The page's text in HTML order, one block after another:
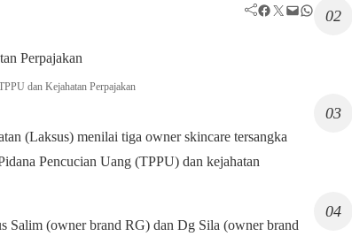
Facebook Twitter Mail WhatsApp
dan Kejahatan Perpajakan
(Laksus) menilai tiga owner skincare tersangka
Pencucian Uang (TPPU) dan kejahatan
(owner brand RG) dan Dg Sila (owner brand
02
03
04